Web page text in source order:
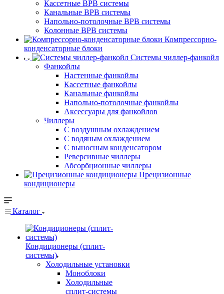
Кассетные ВРВ системы
Канальные ВРВ системы
Напольно-потолочные ВРВ системы
Колонные ВРВ системы
Компрессорно-
конденсаторные блоки
Системы чиллер-фанкойл
Фанкойлы
Настенные фанкойлы
Кассетные фанкойлы
Канальные фанкойлы
Напольно-потолочные фанкойлы
Аксессуары для фанкойлов
Чиллеры
С воздушным охлаждением
С водяным охлаждением
С выносным конденсатором
Реверсивные чиллеры
Абсорбционные чиллеры
Прецизионные
кондиционеры
Каталог
Кондиционеры (сплит-
системы)
Холодильные установки
Моноблоки
Холодильные
сплит-системы